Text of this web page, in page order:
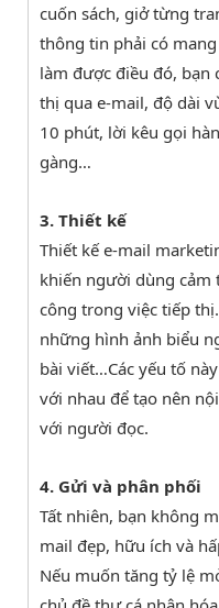
cuốn sách, giở từng
thông tin phải có
làm được điều đó, bạn
thị qua e-mail, độ dài
10 phút, lời kêu gọi
gàng…
3. Thiết kế
Thiết kế e-mail
khiến người dùng cảm
công trong việc tiếp
những hình ảnh biểu
bài viết…Các yếu tố
với nhau để tạo nên
với người đọc.
4. Gửi và phân phối
Tất nhiên, bạn không
mail đẹp, hữu ích và
Nếu muốn tăng tỷ lệ